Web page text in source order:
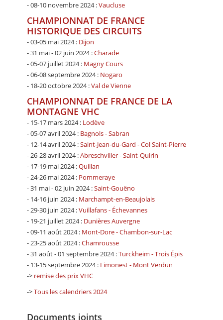
- 08-10 novembre 2024 :Vaucluse
CHAMPIONNAT DE FRANCE
HISTORIQUE DES CIRCUITS
- 03-05 mai 2024 : Dijon
- 31 mai - 02 juin 2024 :Charade
- 05-07 juillet 2024 : Magny Cours
- 06-08 septembre 2024 : Nogaro
- 18-20 octobre 2024 :Val de Vienne
CHAMPIONNAT DE FRANCE DE LA
MONTAGNE VHC
- 15-17 mars 2024 : Lodève
- 05-07 avril 2024 : Bagnols - Sabran
- 12-14 avril 2024 :Saint-Jean-du-Gard - Col Saint-Pierre
- 26-28 avril 2024 :Abreschviller - Saint-Quirin
- 17-19 mai 2024 :Quillan
- 24-26 mai 2024 : Pommeraye
- 31 mai - 02 juin 2024 :Saint-Gouëno
- 14-16 juin 2024 : Marchampt-en-Beaujolais
- 29-30 juin 2024 :Vuillafans - Échevannes
- 19-21 juillet 2024 : Dunières Auvergne
- 09-11 août 2024 : Mont-Dore - Chambon-sur-Lac
- 23-25 août 2024 :Chamrousse
- 31 août - 01 septembre 2024 :Turckheim - Trois Épis
- 13-15 septembre 2024 : Limonest - Mont Verdun
-> remise des prix VHC
->Tous les calendriers 2024
Documents joints